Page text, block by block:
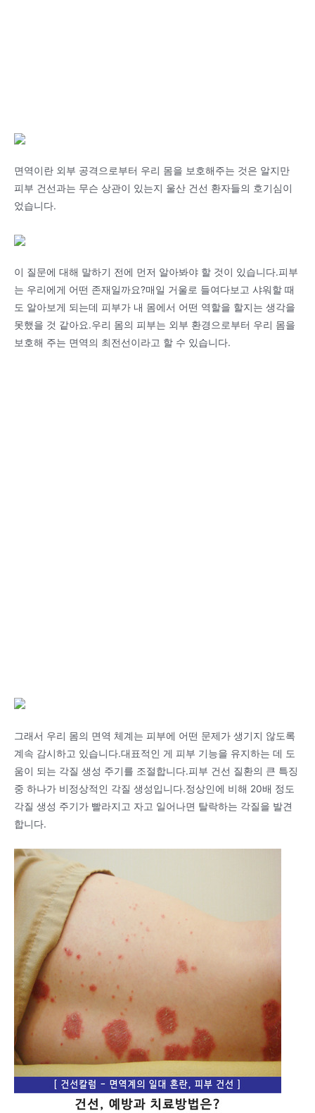
면역이란 외부 공격으로부터 우리 몸을 보호해주는 것은 알지만
피부 건선과는 무슨 상관이 있는지 울산 건선 환자들의 호기심이
었습니다.
이 질문에 대해 말하기 전에 먼저 알아봐야 할 것이 있습니다.피부
는 우리에게 어떤 존재일까요?매일 거울로 들여다보고 샤워할 때
도 알아보게 되는데 피부가 내 몸에서 어떤 역할을 할지는 생각을
못했을 것 같아요.우리 몸의 피부는 외부 환경으로부터 우리 몸을
보호해 주는 면역의 최전선이라고 할 수 있습니다.
그래서 우리 몸의 면역 체계는 피부에 어떤 문제가 생기지 않도록
계속 감시하고 있습니다.대표적인 게 피부 기능을 유지하는 데 도
움이 되는 각질 생성 주기를 조절합니다.피부 건선 질환의 큰 특징
중 하나가 비정상적인 각질 생성입니다.정상인에 비해 20배 정도
각질 생성 주기가 빨라지고 자고 일어나면 탈락하는 각질을 발견
합니다.